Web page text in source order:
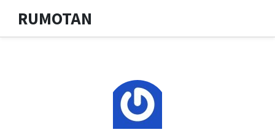
RUMOTAN